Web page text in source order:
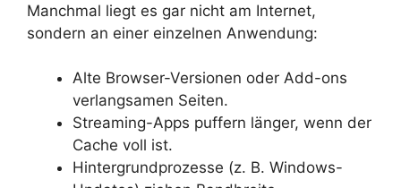
Manchmal liegt es gar nicht am Internet,
sondern an einer einzelnen Anwendung:
Alte Browser-Versionen oder Add-ons
verlangsamen Seiten.
Streaming-Apps puffern länger, wenn der
Cache voll ist.
Hintergrundprozesse (z. B. Windows-